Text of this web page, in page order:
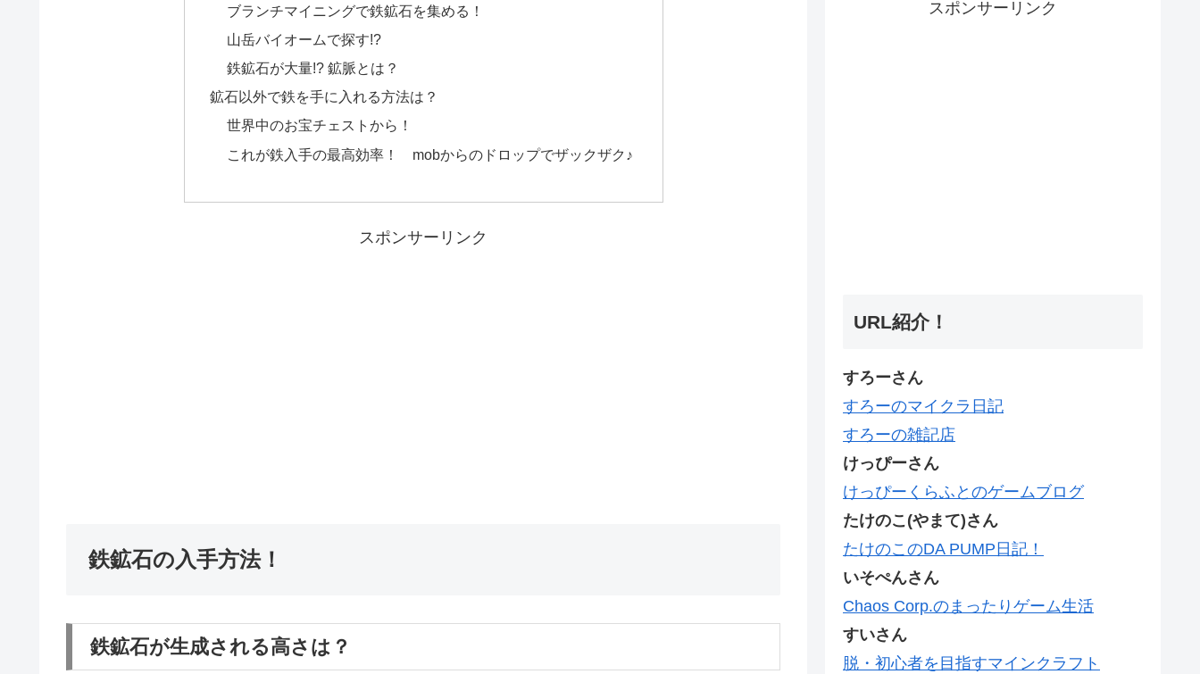
ブランチマイニングで鉄鉱石を集める！
山岳バイオームで探す!?
鉄鉱石が大量!? 鉱脈とは？
鉱石以外で鉄を手に入れる方法は？
世界中のお宝チェストから！
これが鉄入手の最高効率！ mobからのドロップでザックザク♪
スポンサーリンク
鉄鉱石の入手方法！
鉄鉱石が生成される高さは？
スポンサーリンク
URL紹介！
すろーさん
すろーのマイクラ日記
すろーの雑記店
けっぴーさん
けっぴーくらふとのゲームブログ
たけのこ(やまて)さん
たけのこのDA PUMP日記！
いそぺんさん
Chaos Corp.のまったりゲーム生活
すいさん
脱・初心者を目指すマインクラフト